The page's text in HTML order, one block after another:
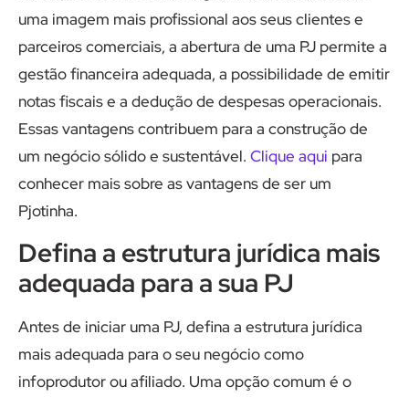
uma imagem mais profissional aos seus clientes e
parceiros comerciais, a abertura de uma PJ permite a
gestão financeira adequada, a possibilidade de emitir
notas fiscais e a dedução de despesas operacionais.
Essas vantagens contribuem para a construção de
um negócio sólido e sustentável. Clique aqui para
conhecer mais sobre as vantagens de ser um
Pjotinha.
Defina a estrutura jurídica mais
adequada para a sua PJ
Antes de iniciar uma PJ, defina a estrutura jurídica
mais adequada para o seu negócio como
infoprodutor ou afiliado. Uma opção comum é o